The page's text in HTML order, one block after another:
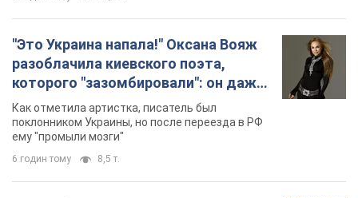
"Это Украина напала!" Оксана Вояж
разоблачила киевского поэта,
которого "зазомбировали": он даже
русского не знал, а теперь хочет
геноцида украинцев
Как отметила артистка, писатель был
поклонником Украины, но после переезда в РФ
ему "промыли мозги"
6 годин тому 8,5 т.